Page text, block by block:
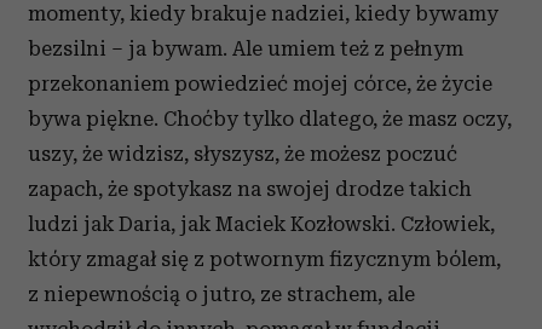
momenty, kiedy brakuje nadziei, kiedy bywamy
bezsilni – ja bywam. Ale umiem też z pełnym
przekonaniem powiedzieć mojej córce, że życie
bywa piękne. Choćby tylko dlatego, że masz oczy,
uszy, że widzisz, słyszysz, że możesz poczuć
zapach, że spotykasz na swojej drodze takich
ludzi jak Daria, jak Maciek Kozłowski. Człowiek,
który zmagał się z potwornym fizycznym bólem,
z niepewnością o jutro, ze strachem, ale